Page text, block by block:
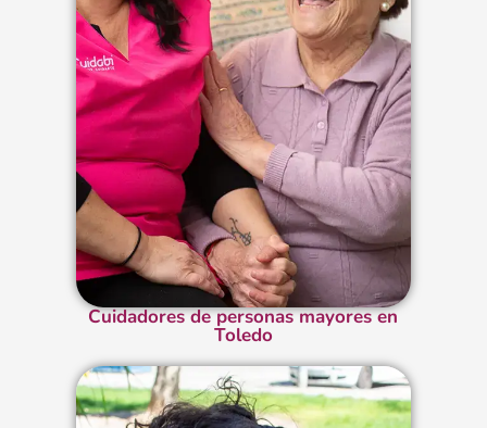
Cuidadores de personas mayores en
Toledo